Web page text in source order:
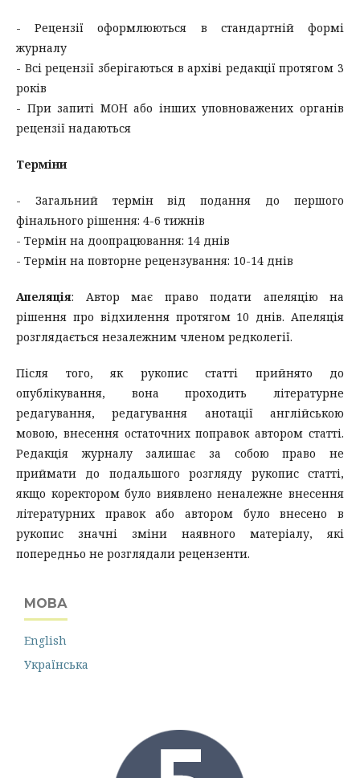
- Рецензії оформлюються в стандартній формі
журналу
- Всі рецензії зберігаються в архіві редакції протягом 3
років
- При запиті МОН або інших уповноважених органів
рецензії надаються
Терміни
- Загальний термін від подання до першого
фінального рішення: 4-6 тижнів
- Термін на доопрацювання: 14 днів
- Термін на повторне рецензування: 10-14 днів
Апеляція: Автор має право подати апеляцію на
рішення про відхилення протягом 10 днів. Апеляція
розглядається незалежним членом редколегії.
Після того, як рукопис статті прийнято до
опублікування, вона проходить літературне
редагування, редагування анотації англійською
мовою, внесення остаточних поправок автором статті.
Редакція журналу залишає за собою право не
приймати до подальшого розгляду рукопис статті,
якщо коректором було виявлено неналежне внесення
літературних правок або автором було внесено в
рукопис значні зміни наявного матеріалу, які
попередньо не розглядали рецензенти.
МОВА
English
Українська